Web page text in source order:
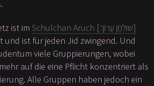
ist im
Schulchan Aruch [שׁוּלְחָן עֲרוֹךְ]
und ist für jeden Jid zwingend. Und
viele Gruppierungen, wobei
auf die eine Pflicht konzentriert als
Alle Gruppen haben jedoch ein